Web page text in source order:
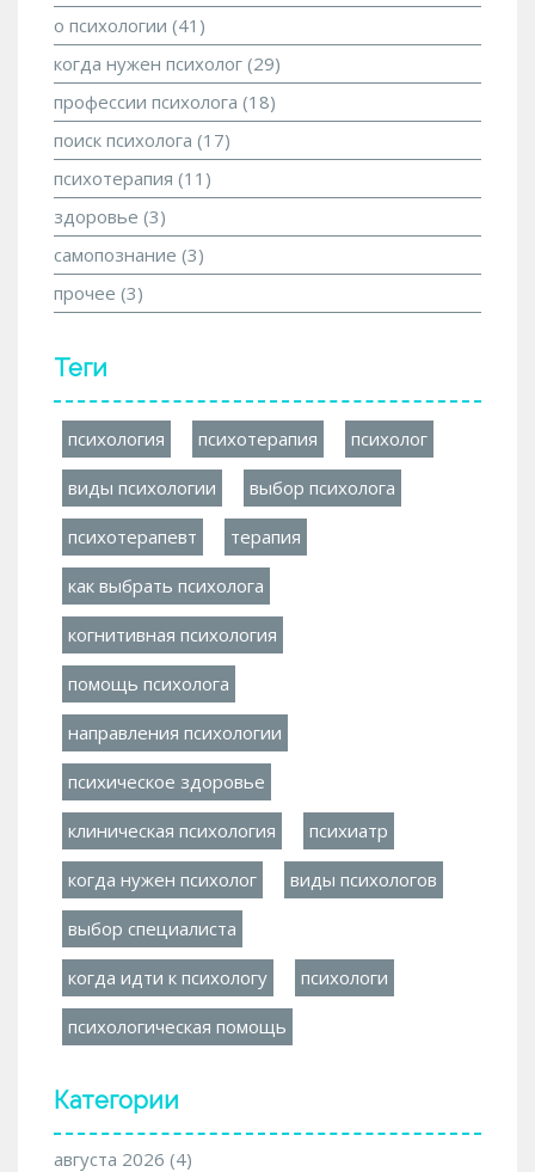
о психологии (41)
когда нужен психолог (29)
профессии психолога (18)
поиск психолога (17)
психотерапия (11)
здоровье (3)
самопознание (3)
прочее (3)
Теги
психология психотерапия психолог
виды психологии выбор психолога
психотерапевт терапия
как выбрать психолога
когнитивная психология
помощь психолога
направления психологии
психическое здоровье
клиническая психология психиатр
когда нужен психолог виды психологов
выбор специалиста
когда идти к психологу психологи
психологическая помощь
Категории
августа 2026 (4)